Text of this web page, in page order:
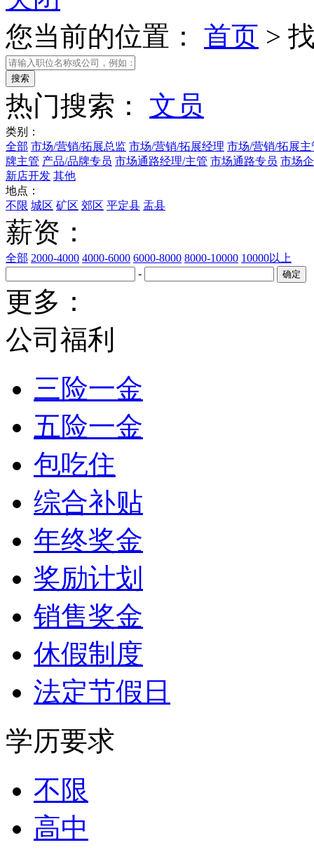
您当前的位置： 首页 >
热门搜索： 文员
类别：
全部 市场/营销/拓展总监 市场/营销/拓展经理 市场/营销/拓展主
牌主管 产品/品牌专员 市场通路经理/主管 市场通路专员 市场
新店开发 其他
地点：
不限 城区 矿区 郊区 平定县 盂县
薪资：
全部 2000-4000 4000-6000 6000-8000 8000-10000 10000以上
-
更多：
公司福利
三险一金
五险一金
包吃住
综合补贴
年终奖金
奖励计划
销售奖金
休假制度
法定节假日
学历要求
不限
高中